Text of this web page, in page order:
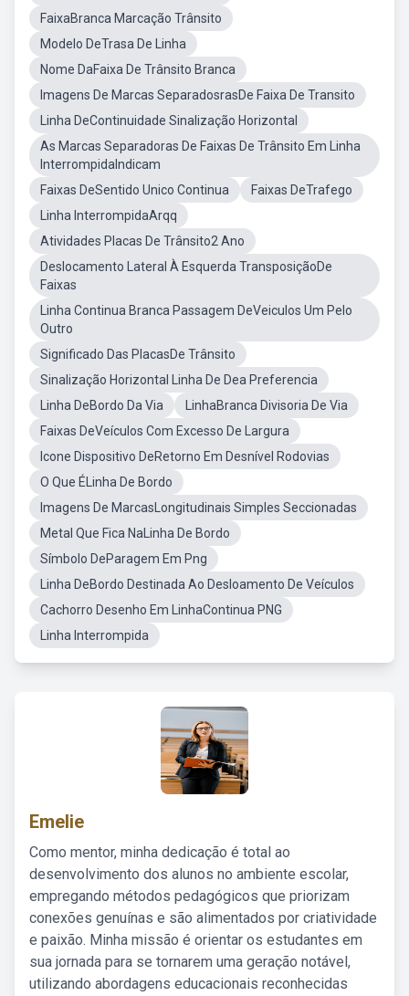
FaixaBranca Marcação Trânsito
Modelo DeTrasa De Linha
Nome DaFaixa De Trânsito Branca
Imagens De Marcas SeparadosrasDe Faixa De Transito
Linha DeContinuidade Sinalização Horizontal
As Marcas Separadoras De Faixas De Trânsito Em Linha
InterrompidaIndicam
Faixas DeSentido Unico Continua
Faixas DeTrafego
Linha InterrompidaArqq
Atividades Placas De Trânsito2 Ano
Deslocamento Lateral À Esquerda TransposiçãoDe
Faixas
Linha Continua Branca Passagem DeVeiculos Um Pelo
Outro
Significado Das PlacasDe Trânsito
Sinalização Horizontal Linha De Dea Preferencia
Linha DeBordo Da Via
LinhaBranca Divisoria De Via
Faixas DeVeículos Com Excesso De Largura
Icone Dispositivo DeRetorno Em Desnível Rodovias
O Que ÉLinha De Bordo
Imagens De MarcasLongitudinais Simples Seccionadas
Metal Que Fica NaLinha De Bordo
Símbolo DeParagem Em Png
Linha DeBordo Destinada Ao Desloamento De Veículos
Cachorro Desenho Em LinhaContinua PNG
Linha Interrompida
Emelie
Como mentor, minha dedicação é total ao
desenvolvimento dos alunos no ambiente escolar,
empregando métodos pedagógicos que priorizam
conexões genuínas e são alimentados por criatividade
e paixão. Minha missão é orientar os estudantes em
sua jornada para se tornarem uma geração notável,
utilizando abordagens educacionais reconhecidas